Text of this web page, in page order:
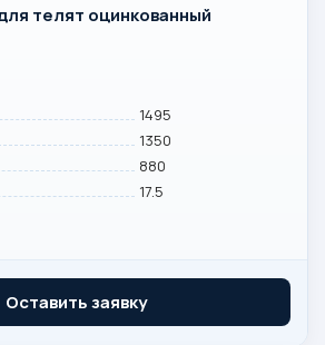
телят оцинкованный
1495
1350
880
17.5
Оставить заявку